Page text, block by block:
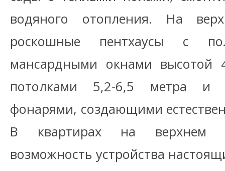
водяного отопления. На
роскошные пентхаусы с
мансардными окнами высотой
потолками 5,2-6,5 метра и
фонарями, создающими
В квартирах на верхнем
возможность устройства